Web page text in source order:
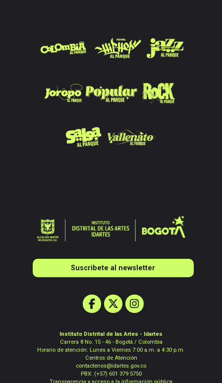
Instituto Distrital de las Artes - Idartes
Carrera 8 No. 15 - 46 - Bogotá / Colombia
Horario de atención: Lunes a Viernes 7:00 a.m. a 4:30 p.m.
Centros de Atención
contactenos@idartes.gov.co
PBX: (+57) 601 379 5750
Transparencia y acceso a la información pública
Suscribete al newsletter